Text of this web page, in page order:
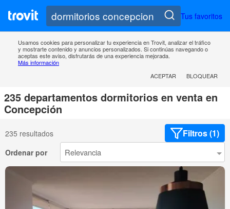
Tus favoritos
Usamos cookies para personalizar tu experiencia en Trovit, analizar el tráfico
y mostrarte contenido y anuncios personalizados. Si continúas navegando o
aceptas este aviso, disfrutarás de una experiencia mejorada.
Más información
ACEPTAR
BLOQUEAR
235 departamentos dormitorios en venta en
Concepción
235 resultados Filtros (1)
Ordenar por